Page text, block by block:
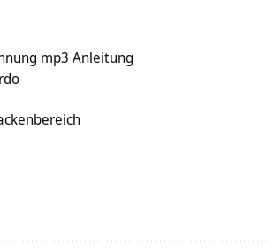
mp3 Anleitung